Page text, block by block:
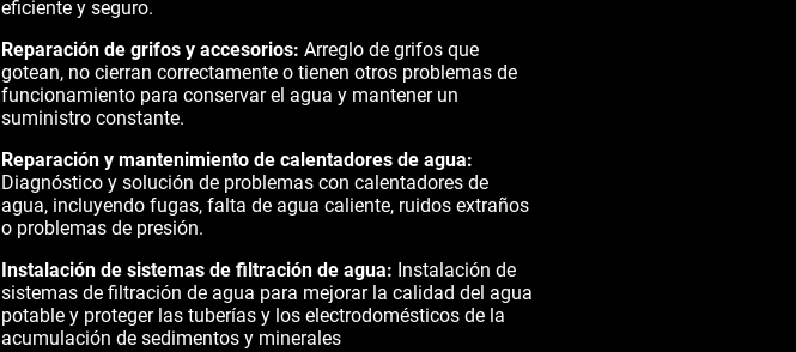
eficiente y seguro.
Reparación de grifos y accesorios: Arreglo de grifos que
gotean, no cierran correctamente o tienen otros problemas de
funcionamiento para conservar el agua y mantener un
suministro constante.
Reparación y mantenimiento de calentadores de agua:
Diagnóstico y solución de problemas con calentadores de
agua, incluyendo fugas, falta de agua caliente, ruidos extraños
o problemas de presión.
Instalación de sistemas de filtración de agua: Instalación de
sistemas de filtración de agua para mejorar la calidad del agua
potable y proteger las tuberías y los electrodomésticos de la
acumulación de sedimentos y minerales